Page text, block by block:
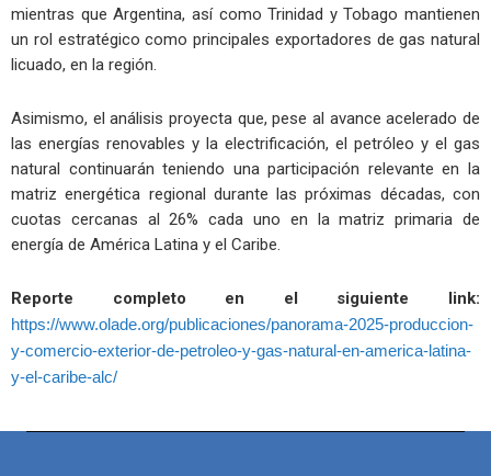
mientras que Argentina, así como Trinidad y Tobago mantienen
un rol estratégico como principales exportadores de gas natural
licuado, en la región.
Asimismo, el análisis proyecta que, pese al avance acelerado de
las energías renovables y la electrificación, el petróleo y el gas
natural continuarán teniendo una participación relevante en la
matriz energética regional durante las próximas décadas, con
cuotas cercanas al 26% cada uno en la matriz primaria de
energía de América Latina y el Caribe.
Reporte completo en el siguiente link:
https://www.olade.org/publicaciones/panorama-2025-produccion-
y-comercio-exterior-de-petroleo-y-gas-natural-en-america-latina-
y-el-caribe-alc/